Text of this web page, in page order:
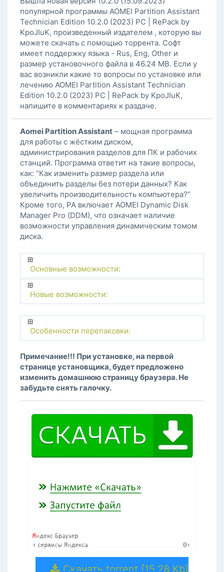
популярной программы AOMEI Partition Assistant
Technician Edition 10.2.0 (2023) РС | RePack by
KpoJIuK, произведенный издателем , которую вы
можете скачать с помощью торрента. Софт
имеет поддержку языка - Rus, Eng, Other и
размер установочного файла в 46.24 MB. Если у
вас возникли какие то вопросы по установке или
лечению AOMEI Partition Assistant Technician
Edition 10.2.0 (2023) РС | RePack by KpoJIuK,
напишите в комментариях к раздаче.
Aomei Partition Assistant – мощная программа
для работы с жёстким диском,
администрирования разделов для ПК и рабочих
станций. Программа ответит на такие вопросы,
как: “Как изменить размер раздела или
объединить разделы без потери данных? Как
увеличить производительность компьютера?”
Кроме того, PA включает AOMEI Dynamic Disk
Manager Pro (DDM), что означает наличие
возможности управления динамическим томом
диска.
Основные возможности:
Новые возможности:
Особенности перепаковки:
Примечание!!! При установке, на первой
странице установщика, будет предложено
изменить домашнюю страницу браузера. Не
забудьте снять галочку.
Скачать torrent [15.28 Kb]